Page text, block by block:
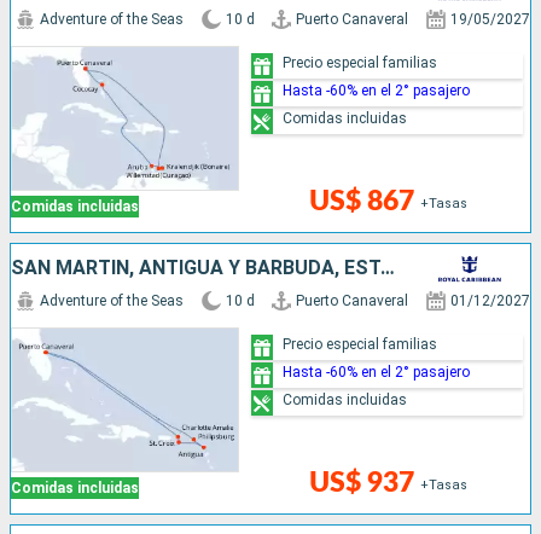
Comidas incluidas
Adventure of the Seas 10 d Puerto Canaveral 19/05/2027
US$ 867 +Tasas
Precio especial familias
Hasta -60% en el 2° pasajero
Comidas incluidas
SAN MARTÍN, ANTIGUA Y BARBUDA, ESTADOS UNIDOS
Comidas incluidas
Adventure of the Seas 10 d Puerto Canaveral 01/12/2027
US$ 937 +Tasas
Precio especial familias
Hasta -60% en el 2° pasajero
Comidas incluidas